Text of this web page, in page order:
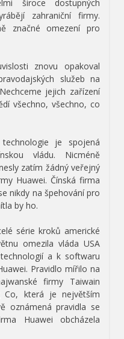
široce dostupných
zahraniční firmy.
značné omezení pro
znovu opakoval
služeb na
jejich zařízení
všechno, všechno, co
je spojená
vládu. Nicméně
zatím žádný veřejný
Huawei. Čínská firma
nikdy na špehování pro
by ho.
série kroků americké
omezila vláda USA
a k softwaru
Pravidlo mířilo na
firmy Taiwain
Co, která je největším
oznámená pravidla se
Huawei obcházela